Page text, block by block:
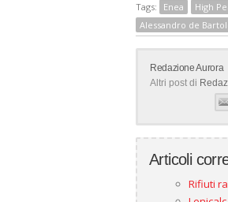
Tags: Enea High
Alessandro de
Redazione Aurora
Altri post di
Articoli
Rifiuti